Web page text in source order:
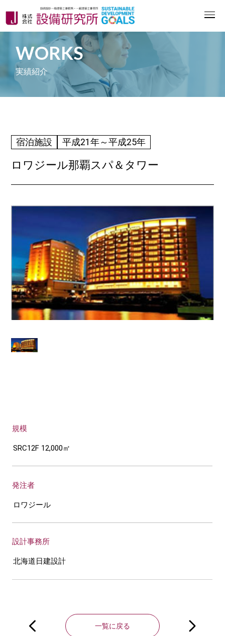
WORKS
実績紹介
ロワジール那覇スパ＆タワー
宿泊施設 平成21年～平成25年
規模
SRC12F 12,000㎡
発注者
ロワジール
設計事務所
北海道日建設計
一覧に戻る